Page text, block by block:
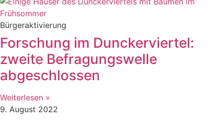
Bürgeraktivierung
Forschung im Dunckerviertel:
zweite Befragungswelle
abgeschlossen
Weiterlesen »
9. August 2022